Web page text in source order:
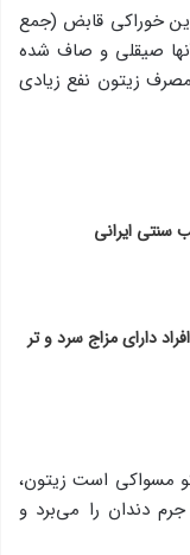
خوراکی قابض (جمع
صیقلی و صاف شده
زیتون نفع زیادی
سنتی ایرانی
دارای مزاج سرد و تر
مسواكی است زیتون،
دندان را می‌برد و